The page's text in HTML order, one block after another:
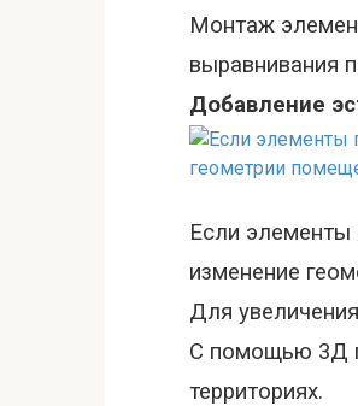
Монтаж
выравнивания
Добавление
Если элементы
изменение
Для
С помощью 3Д
территориях.